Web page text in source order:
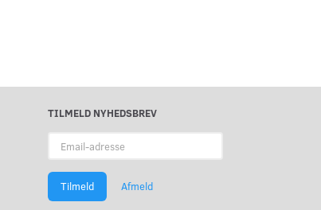
TILMELD NYHEDSBREV
adresse
Tilmeld Afmeld